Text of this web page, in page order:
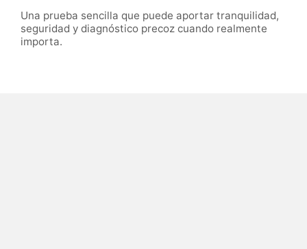
Una prueba sencilla que puede aportar tranquilidad,
seguridad y diagnóstico precoz cuando realmente
importa.